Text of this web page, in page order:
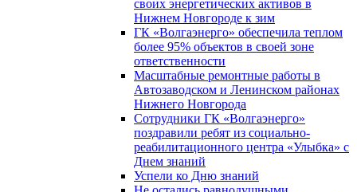
своих энергетических активов в
Нижнем Новгороде к зим
ГК «Волгаэнерго» обеспечила теплом
более 95% объектов в своей зоне
ответственности
Масштабные ремонтные работы в
Автозаводском и Ленинском районах
Нижнего Новгорода
Сотрудники ГК «Волгаэнерго»
поздравили ребят из социально-
реабилитационного центра «Улыбка» с
Днем знаний
Успели ко Дню знаний